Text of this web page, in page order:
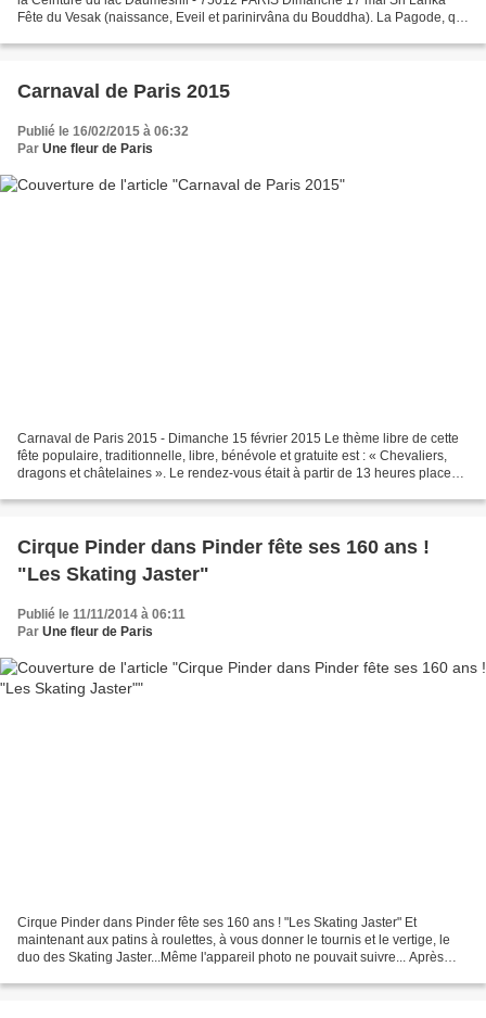
Fête du Vesak (naissance, Eveil et parinirvâna du Bouddha). La Pagode, qui
Carnaval de Paris 2015
Publié le 16/02/2015 à 06:32
Par Une fleur de Paris
Carnaval de Paris 2015 - Dimanche 15 février 2015 Le thème libre de cette
fête populaire, traditionnelle, libre, bénévole et gratuite est : « Chevaliers,
dragons et châtelaines ». Le rendez-vous était à partir de 13 heures place
Cirque Pinder dans Pinder fête ses 160 ans !
"Les Skating Jaster"
Publié le 11/11/2014 à 06:11
Par Une fleur de Paris
Cirque Pinder dans Pinder fête ses 160 ans ! "Les Skating Jaster" Et
maintenant aux patins à roulettes, à vous donner le tournis et le vertige, le
duo des Skating Jaster...Même l'appareil photo ne pouvait suivre... Après